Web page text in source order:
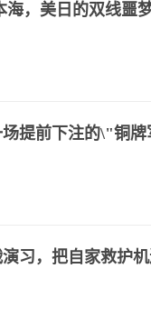
海，美日的双线噩
提前下注的\"铜牌
习，把自家救护机